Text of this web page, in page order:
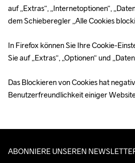
auf „Extras“, „Internetoptionen“,
dem Schieberegler „Alle Cookies
In Firefox können Sie Ihre Cookie-
Sie auf „Extras“, „Optionen“ und
Das Blockieren von Cookies hat
Benutzerfreundlichkeit einiger
ABONNIERE UNSEREN